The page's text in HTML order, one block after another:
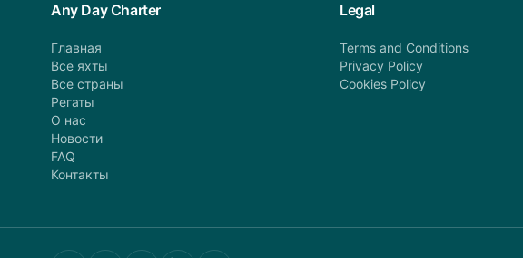
Any Day Charter
Главная
Все яхты
Все страны
Регаты
О нас
Новости
FAQ
Контакты
Legal
Terms and Conditions
Privacy Policy
Cookies Policy